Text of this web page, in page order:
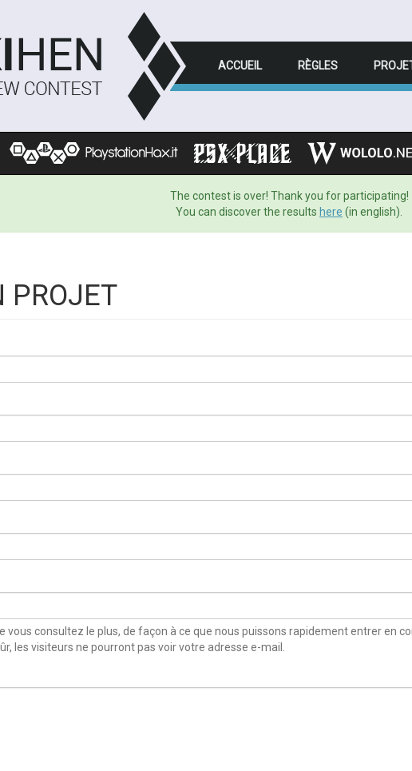
ACCUEIL RÈGLES
The contest is over! Thank you for participating!
You can discover the results here (in english).
PROJET
vous consultez le plus, de façon à ce que nous puissons rapidement entrer en
les visiteurs ne pourront pas voir votre adresse e-mail.